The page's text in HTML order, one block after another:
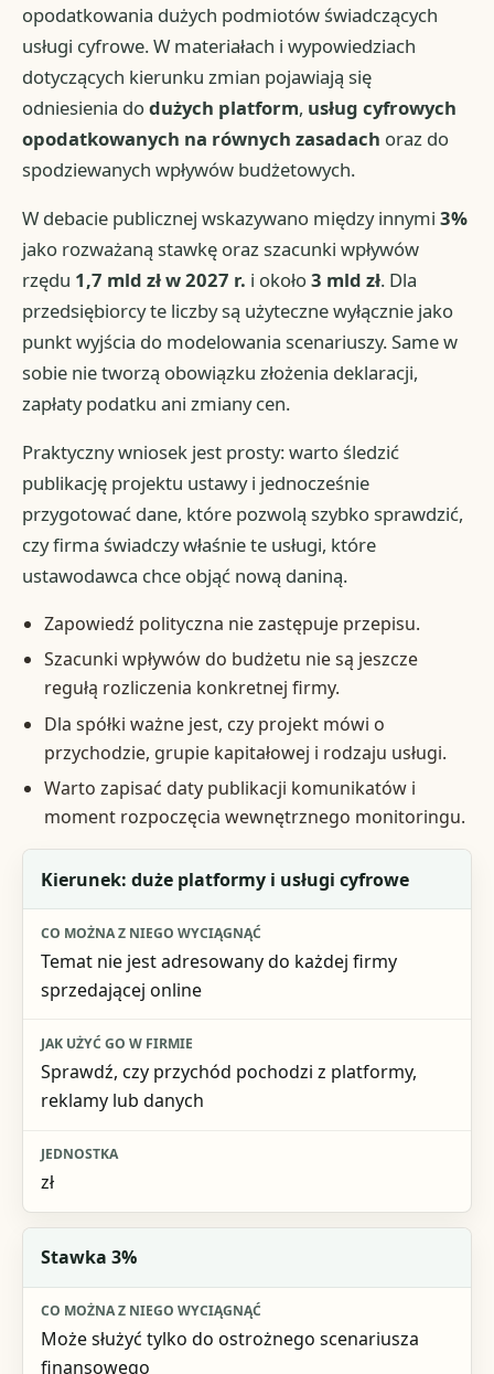
opodatkowania dużych podmiotów świadczących
usługi cyfrowe. W materiałach i wypowiedziach
dotyczących kierunku zmian pojawiają się
odniesienia dodużych platform, usług cyfrowych
opodatkowanych na równych zasadach oraz do
spodziewanych wpływów budżetowych.
W debacie publicznej wskazywano między innymi3%
jako rozważaną stawkę oraz szacunki wpływów
rzędu 1,7 mld zł w 2027 r. i około3 mld zł. Dla
przedsiębiorcy te liczby są użyteczne wyłącznie jako
punkt wyjścia do modelowania scenariuszy. Same w
sobie nie tworzą obowiązku złożenia deklaracji,
zapłaty podatku ani zmiany cen.
Praktyczny wniosek jest prosty: warto śledzić
publikację projektu ustawy i jednocześnie
przygotować dane, które pozwolą szybko sprawdzić,
czy firma świadczy właśnie te usługi, które
ustawodawca chce objąć nową daniną.
Zapowiedź polityczna nie zastępuje przepisu.
Szacunki wpływów do budżetu nie są jeszcze
regułą rozliczenia konkretnej firmy.
Dla spółki ważne jest, czy projekt mówi o
przychodzie, grupie kapitałowej i rodzaju usługi.
Warto zapisać daty publikacji komunikatów i
moment rozpoczęcia wewnętrznego monitoringu.
Sygnał z debaty publicznej
Co można z niego wyciągnąć
Jak użyć go w firmie
Jednostka
Kierunek: duże platformy i usługi cyfrowe
Temat nie jest adresowany do każdej firmy
sprzedającej online
Sprawdź, czy przychód pochodzi z platformy,
reklamy lub danych
zł
Stawka 3%
Może służyć tylko do ostrożnego scenariusza
finansowego